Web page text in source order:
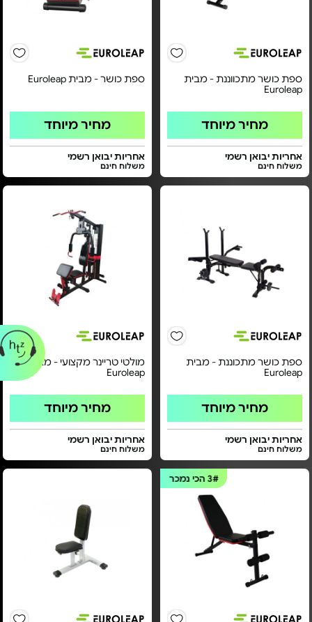
ספת כושר מתכווננת - מבית
Euroleap
מחיר מיוחד
אחריות יבואן רשמי
משלוח חינם
ספת כושר - מבית Euroleap
מחיר מיוחד
אחריות יבואן רשמי
משלוח חינם
ספת כושר מתכוננת - מבית
Euroleap
מחיר מיוחד
אחריות יבואן רשמי
משלוח חינם
מולטי טריינר מקצועי - מבית
Euroleap
מחיר מיוחד
אחריות יבואן רשמי
משלוח חינם
3# הכי נמכר